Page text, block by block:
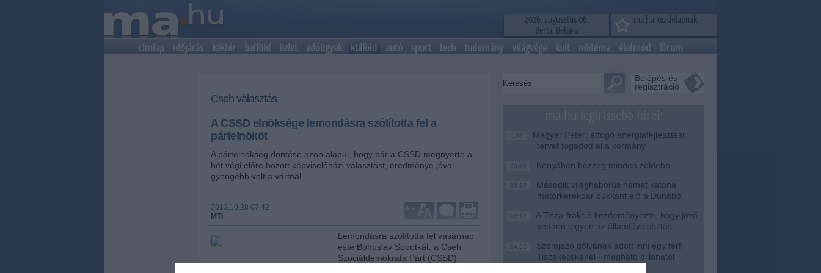
2026. augusztus 06.
Berta, Bettina
ma.hu kezdőlapnak
címlap időjárás kékhír belföld üzlet adóügyek külföld autó sport tech tudomány világvége kult nőitéma életmód fórum
Cseh választás
A CSSD elnöksége lemondásra szólította fel a
pártelnököt
A pártelnökség döntése azon alapul, hogy bár a CSSD megnyerte a
hét végi előre hozott képviselőházi választást, eredménye jóval
gyengébb volt a vártnál.
2013.10.28 07:42
MTI
+-
Lemondásra szólította fel vasárnap
este Bohuslav Sobotkát, a Cseh
Szociáldemokrata Párt (CSSD)
Belépés és
regisztráció
6:48
Magyar Péter: átfogó energiafejlesztési
tervet fogadott el a kormány
20:46 Kenyában bezzeg minden zöldebb
18:37
Második világháborús német katonai
motorkerékpár bukkant elő a Dunából
16:12
A Tisza-frakció kezdeményezte, hogy jövő
kedden legyen az államfőválasztás
14:02
Szomjazó gólyának adott inni egy férfi
Tiszakécskénél - megható pillanatot